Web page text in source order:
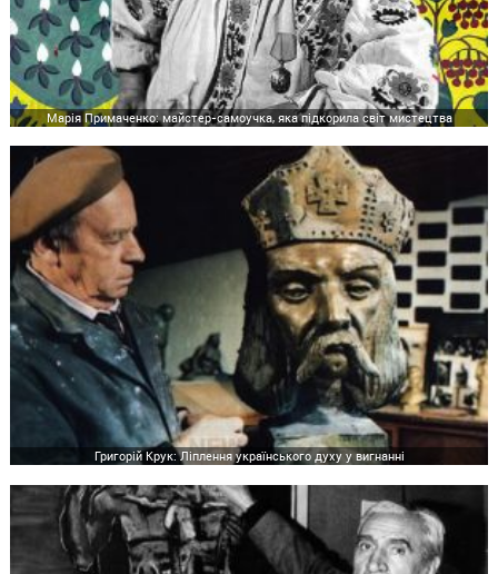
Марія Примаченко: майстер-самоучка, яка підкорила світ мистецтва
Григорій Крук: Ліплення українського духу у вигнанні